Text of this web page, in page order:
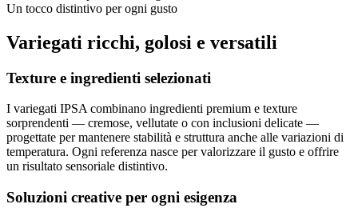
Un tocco distintivo per ogni gusto
Variegati ricchi, golosi e versatili
Texture e ingredienti selezionati
I variegati IPSA combinano ingredienti premium e texture
sorprendenti — cremose, vellutate o con inclusioni delicate —
progettate per mantenere stabilità e struttura anche alle variazioni di
temperatura. Ogni referenza nasce per valorizzare il gusto e offrire
un risultato sensoriale distintivo.
Soluzioni creative per ogni esigenza